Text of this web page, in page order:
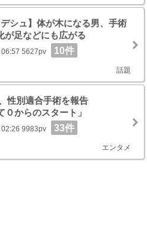
シュ】体が木になる男、手術
足などにも広がる
5627pv 10件
話題
性別適合手術を報告
０からのスタート」
9983pv 33件
エンタメ